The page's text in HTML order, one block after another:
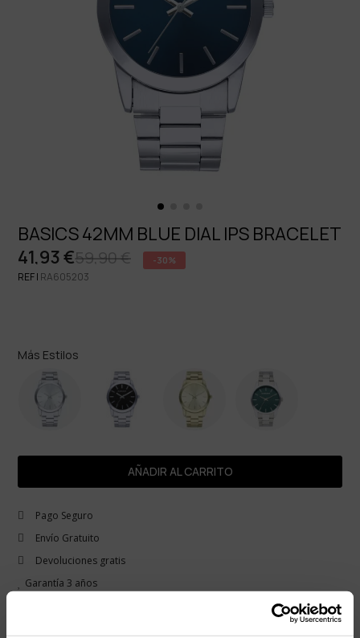
BASICS 42MM BLUE DIAL IPS BRACELET
59,90 €
41,93 € -30%
REF | RA605203
Más Estilos
AÑADIR AL CARRITO
Pago Seguro
Envío Gratuito
Devoluciones gratis
Garantía 3 años
remove